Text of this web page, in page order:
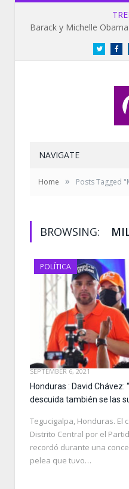
Twitter
NAVIGATE
Home » Posts Tagged
BROWSING:
POLÍTICA
SEPTEMBER 6, 2021
Honduras : David Chávez:
descuida también se las
Tegucigalpa, Honduras. El
Distrito Central por el
recordó durante una
pelea que tuvo…